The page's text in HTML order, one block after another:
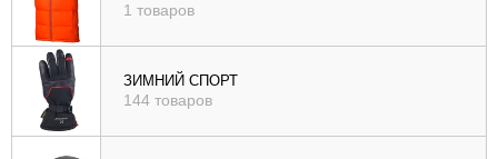
1 товаров
ЗИМНИЙ СПОРТ
144 товаров